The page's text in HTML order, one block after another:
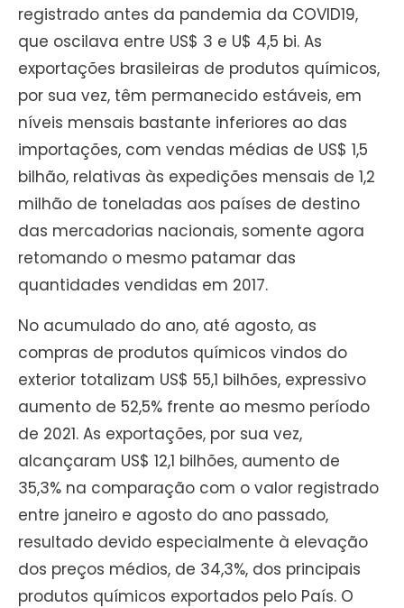
registrado antes da pandemia da COVID19,
que oscilava entre US$ 3 e U$ 4,5 bi. As
exportações brasileiras de produtos químicos,
por sua vez, têm permanecido estáveis, em
níveis mensais bastante inferiores ao das
importações, com vendas médias de US$ 1,5
bilhão, relativas às expedições mensais de 1,2
milhão de toneladas aos países de destino
das mercadorias nacionais, somente agora
retomando o mesmo patamar das
quantidades vendidas em 2017.
No acumulado do ano, até agosto, as
compras de produtos químicos vindos do
exterior totalizam US$ 55,1 bilhões, expressivo
aumento de 52,5% frente ao mesmo período
de 2021. As exportações, por sua vez,
alcançaram US$ 12,1 bilhões, aumento de
35,3% na comparação com o valor registrado
entre janeiro e agosto do ano passado,
resultado devido especialmente à elevação
dos preços médios, de 34,3%, dos principais
produtos químicos exportados pelo País. O